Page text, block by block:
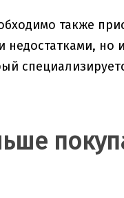
также
но